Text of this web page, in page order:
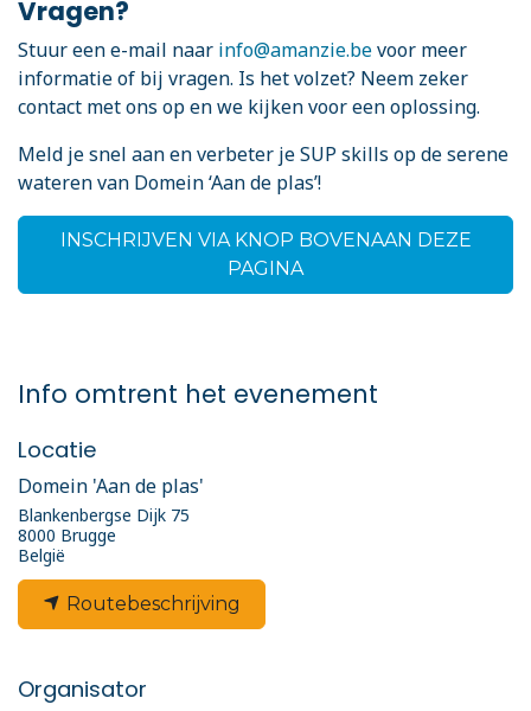
Vragen?
Stuur een e-mail naar info@amanzie.bevoor meer
informatie of bij vragen. Is het volzet? Neem zeker
contact met ons op en we kijken voor een oplossing.
Meld je snel aan en verbeter je SUP skills op de serene
wateren van Domein ‘Aan de plas’!
INSCHRIJVEN VIA KNOP BOVENAAN DEZE
PAGINA
Info omtrent het evenement
Locatie
Domein 'Aan de plas'
Blankenbergse Dijk 75
8000 Brugge
België
Routebeschrijving
Organisator